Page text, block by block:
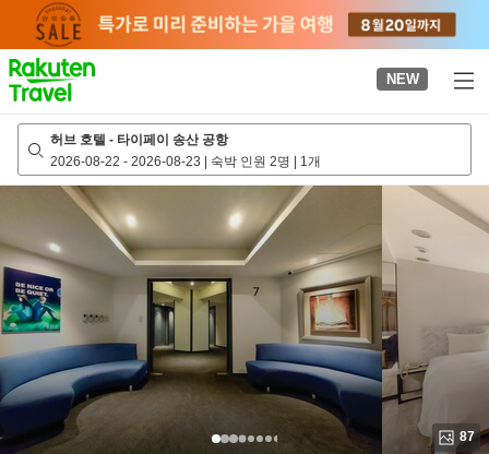
page
NEW
허브 호텔 - 타이페이 송산 공항
2026-08-22 - 2026-08-23 | 숙박 인원 2명 | 1개
87